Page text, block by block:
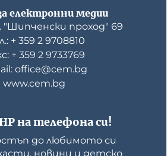
на телефона си!
до любимото си
новини и детско
електронни медии
"Шипченски проход" 69
+ 359 2 9708810
+ 359 2 9733769
office@cem.bg
www.cem.bg